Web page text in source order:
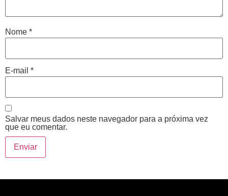
Nome *
E-mail *
Salvar meus dados neste navegador para a próxima vez
que eu comentar.